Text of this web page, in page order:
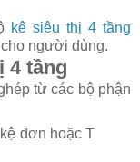
kê siêu thị 4 tầng
người dùng.
4 tầng
từ các bộ phận
đơn hoặc T